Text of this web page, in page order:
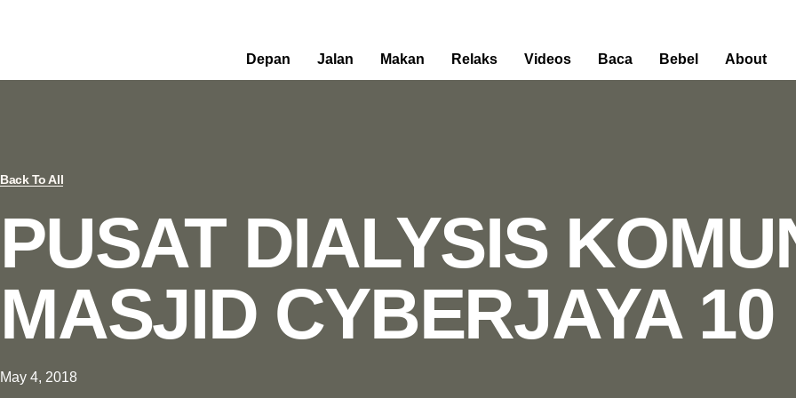
Depan Jalan Makan Relaks Videos Baca Bebel About
Back To All
PUSAT DIALYSIS
MASJID CYBERJAYA 10
May 4, 2018